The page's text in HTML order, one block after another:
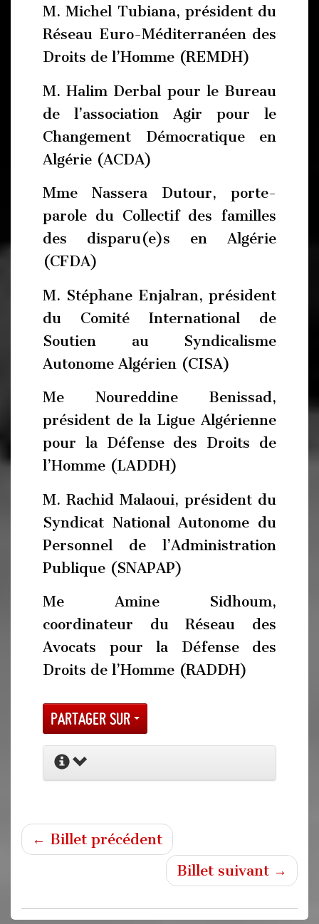
M. Michel Tubiana, président du
Réseau Euro-Méditerranéen des
Droits de l’Homme (REMDH)
M. Halim Derbal pour le Bureau
de l’association Agir pour le
Changement Démocratique en
Algérie (ACDA)
Mme Nassera Dutour, porte-
parole du Collectif des familles
des disparu(e)s en Algérie
(CFDA)
M. Stéphane Enjalran, président
du Comité International de
Soutien au Syndicalisme
Autonome Algérien (CISA)
Me Noureddine Benissad,
président de la Ligue Algérienne
pour la Défense des Droits de
l’Homme (LADDH)
M. Rachid Malaoui, président du
Syndicat National Autonome du
Personnel de l’Administration
Publique (SNAPAP)
Me Amine Sidhoum,
coordinateur du Réseau des
Avocats pour la Défense des
Droits de l’Homme (RADDH)
Partager sur
← Billet précédent
Billet suivant →